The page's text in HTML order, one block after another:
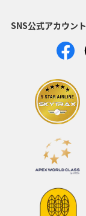
SNS公式アカウント